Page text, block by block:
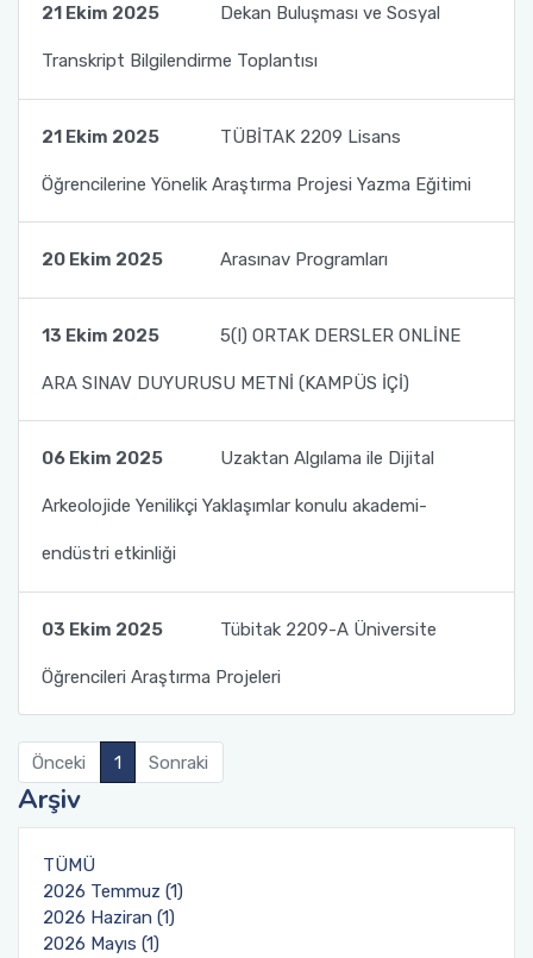
21 Ekim 2025 Dekan Buluşması ve Sosyal
Transkript Bilgilendirme Toplantısı
21 Ekim 2025 TÜBİTAK 2209 Lisans
Öğrencilerine Yönelik Araştırma Projesi Yazma Eğitimi
20 Ekim 2025 Arasınav Programları
13 Ekim 2025 5(I) ORTAK DERSLER ONLİNE
ARA SINAV DUYURUSU METNİ (KAMPÜS İÇİ)
06 Ekim 2025 Uzaktan Algılama ile Dijital
Arkeolojide Yenilikçi Yaklaşımlar konulu akademi-
endüstri etkinliği
03 Ekim 2025 Tübitak 2209-A Üniversite
Öğrencileri Araştırma Projeleri
Önceki 1 Sonraki
Arşiv
TÜMÜ
2026 Temmuz (1)
2026 Haziran (1)
2026 Mayıs (1)
Biyosidal Ürün Uygulayıcı Eğitimi
Ders Bilgi Paketi
Akdeniz Üniversitesi Mezun Bilgi Sistemi
Dereceye Giren Mezunlarımız
Eğitim Öğretim Komisyonu
Bağımlılık ile Mücadele Komisyonu
Mezun Komisyonu